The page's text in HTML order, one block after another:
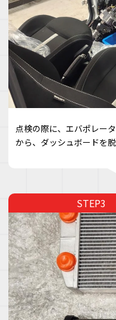
点検の際に、エバポレー
から、ダッシュボードを